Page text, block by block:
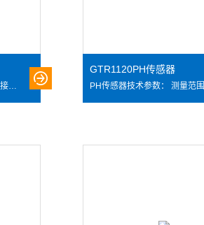
PH四氟电极 环状聚四氟乙稀液接界，双液接参比电极，有效延长电极寿命。聚四氟乙烯外壳，cd防腐蚀环境专用。 无需补充KCI溶液。低阻抗敏感膜，响应快，热稳定性好，有良好的再现性 不易水解。0～14PH范围内呈线性电位值，，使用方便， 应用：各种工业过程、污水处理、中和反应、解毒（电镀）、水文监测、水处理 电路板、印染等。 技术参数 测量范围：0～14PH 适应温度：0～80℃ 响应时
GTR1120PH传感器